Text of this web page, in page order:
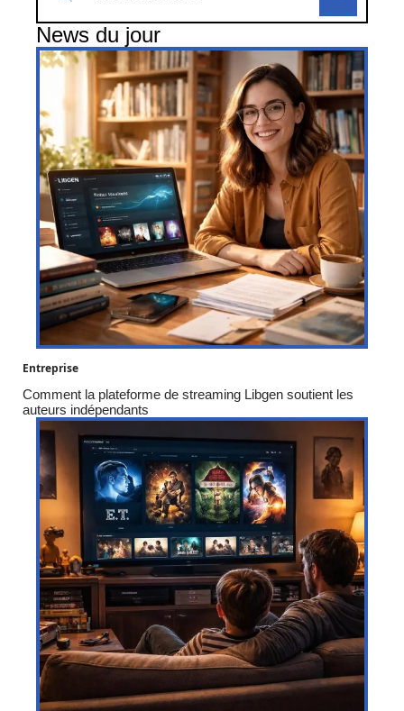
News du jour
Entreprise
Comment la plateforme de streaming Libgen soutient les
auteurs indépendants